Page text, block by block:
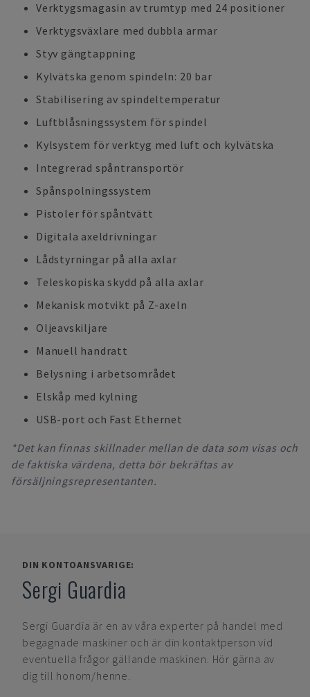
Verktygsmagasin av trumtyp med 24 positioner
Verktygsväxlare med dubbla armar
Styv gängtappning
Kylvätska genom spindeln: 20 bar
Stabilisering av spindeltemperatur
Luftblåsningssystem för spindel
Kylsystem för verktyg med luft och kylvätska
Integrerad spåntransportör
Spånspolningssystem
Pistoler för spåntvätt
Digitala axeldrivningar
Lådstyrningar på alla axlar
Teleskopiska skydd på alla axlar
Mekanisk motvikt på Z-axeln
Oljeavskiljare
Manuell handratt
Belysning i arbetsområdet
Elskåp med kylning
USB-port och Fast Ethernet
*Det kan finnas skillnader mellan de data som visas och
de faktiska värdena, detta bör bekräftas av
försäljningsrepresentanten.
DIN KONTOANSVARIGE:
Sergi Guardia
Sergi Guardia är en av våra experter på handel med
begagnade maskiner och är din kontaktperson vid
eventuella frågor gällande maskinen. Hör gärna av
dig till honom/henne.